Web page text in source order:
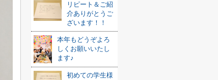
リピート＆ご紹
介ありがとうご
ざいます！！
本年もどうぞよろ
しくお願いいたし
ます♪
初めての学生様